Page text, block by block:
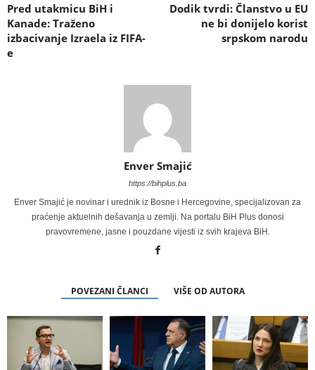
Pred utakmicu BiH i
Kanade: Traženo
izbacivanje Izraela iz FIFA-
e
Dodik tvrdi: Članstvo u EU
ne bi donijelo korist
srpskom narodu
Enver Smajić
https://bihplus.ba
Enver Smajić je novinar i urednik iz Bosne i Hercegovine, specijalizovan za
praćenje aktuelnih dešavanja u zemlji. Na portalu BiH Plus donosi
pravovremene, jasne i pouzdane vijesti iz svih krajeva BiH.
POVEZANI ČLANCI VIŠE OD AUTORA